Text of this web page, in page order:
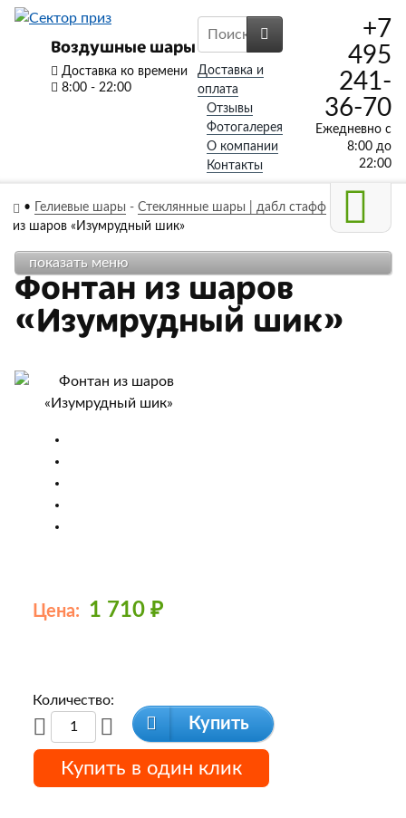
Воздушные шары
Доставка ко времени
8:00 - 22:00
Доставка и
оплата
Отзывы
Фотогалерея
О компании
Контакты
+7
495
241-
36-70
Ежедневно с
8:00 до
22:00
• Гелиевые шары - Стеклянные шары | дабл стафф-
из шаров «Изумрудный шик»
Фонтан из шаров
«Изумрудный шик»
Цена: 1 710 ₽
Количество:
Купить
Купить в один клик
показать меню